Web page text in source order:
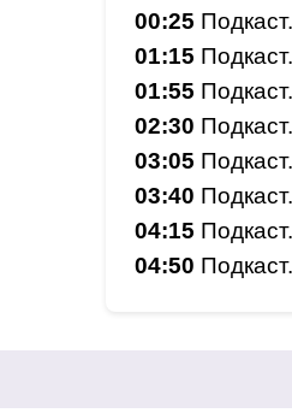
00:25
01:15
01:55
02:30
03:05
03:40
04:15
04:50